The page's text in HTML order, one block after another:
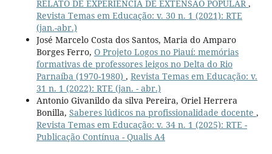
RELATO DE EXPERIÊNCIA DE EXTENSÃO POPULAR,
Revista Temas em Educação: v. 30 n. 1 (2021): RTE
(jan.-abr.)
José Marcelo Costa dos Santos, Maria do Amparo
Borges Ferro, O Projeto Logos no Piauí: memórias
formativas de professores leigos no Delta do Rio
Parnaíba (1970-1980) , Revista Temas em Educação: v.
31 n. 1 (2022): RTE (jan. - abr.)
Antonio Givanildo da silva Pereira, Oriel Herrera
Bonilla, Saberes lúdicos na profissionalidade docente ,
Revista Temas em Educação: v. 34 n. 1 (2025): RTE -
Publicação Contínua - Qualis A4